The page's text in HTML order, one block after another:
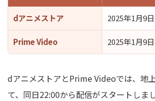
dアニメストア 2025年1月9日
Prime Video 2025年1月9日
dアニメストアとPrime Videoでは、地
て、同日22:00から配信がスタートしまし